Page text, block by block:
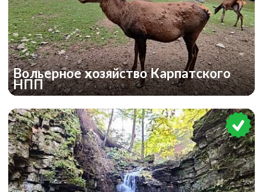
Вольерное хозяйство Карпатского
НПП